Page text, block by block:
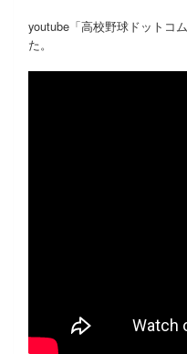
youtube「高校野球ドットコ
た。